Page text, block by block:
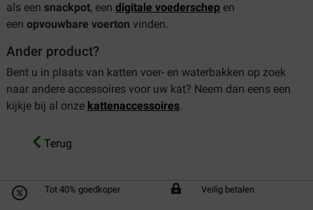
als een snackpot, een digitale voederschep en
een opvouwbare voerton vinden.
Ander product?
Bent u in plaats van katten voer- en waterbakken op zoek
naar andere accessoires voor uw kat? Neem dan eens een
kijkje bij al onze kattenaccessoires.
Terug
Tot 40% goedkoper Veilig betalen